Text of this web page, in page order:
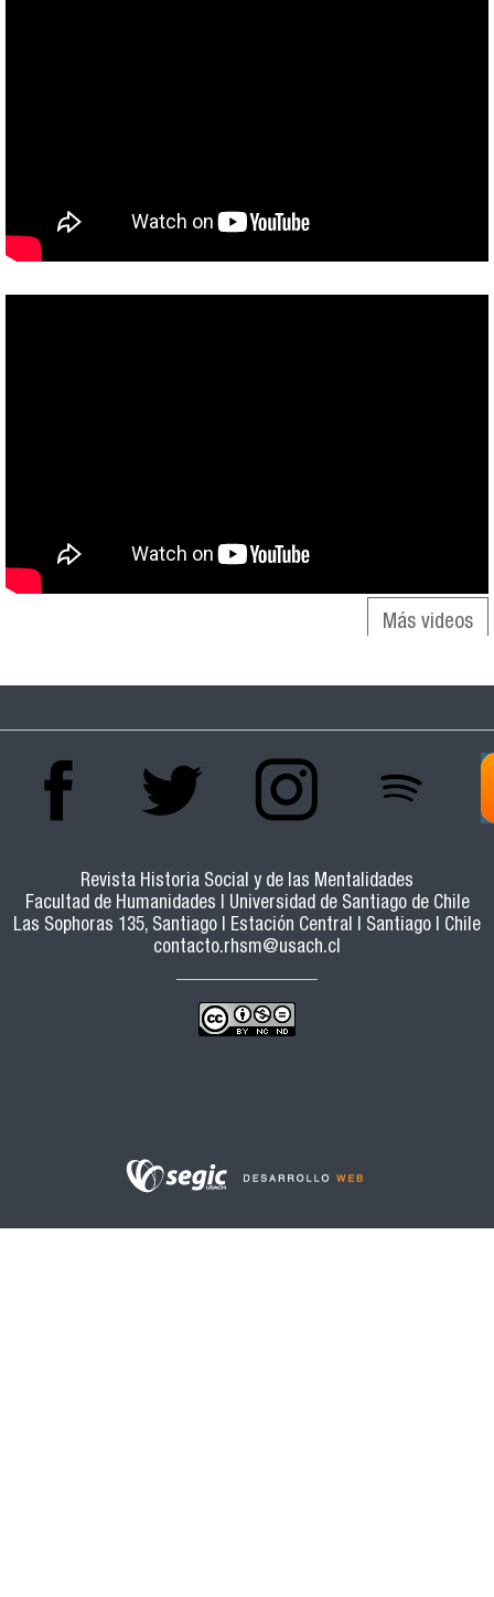
Más videos
Revista Historia Social y de las Mentalidades
Facultad de Humanidades | Universidad de Santiago de Chile
Las Sophoras 135, Santiago | Estación Central | Santiago | Chile
contacto.rhsm@usach.cl